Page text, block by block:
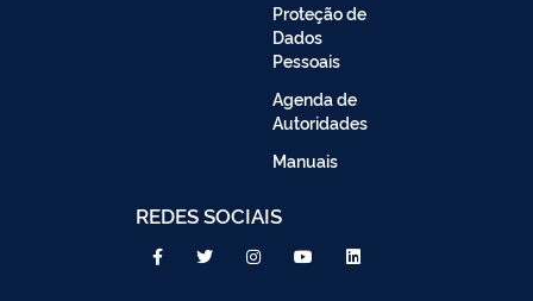
Proteção de
Dados
Pessoais
Agenda de
Autoridades
Manuais
REDES SOCIAIS